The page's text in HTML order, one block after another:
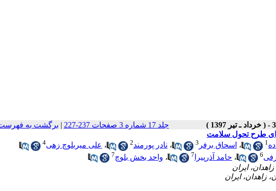
جلد 17 شماره 3 صفحات 237-227 | برگشت به
طرح تحول سلامت
1 ، اسحاق برفر 3 ، نادر پورمند2 ، علی میربلوچ زهی4
6 ، حامد آذرپیرا 7 ، واحد بخش بلوچ7